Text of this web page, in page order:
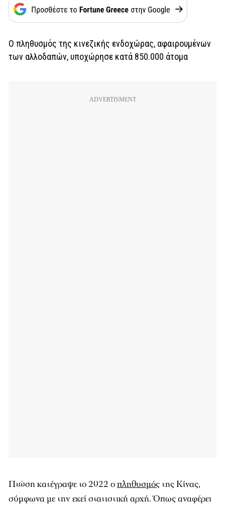
Ο πληθυσμός της κινεζικής ενδοχώρας, αφαιρουμένων
των αλλοδαπών, υποχώρησε κατά 850.000 άτομα
Πτώση κατέγραψε το 2022 οπληθυσμός της Κίνας,
σύμφωνα με την εκεί στατιστική αρχή. Όπως αναφέρει